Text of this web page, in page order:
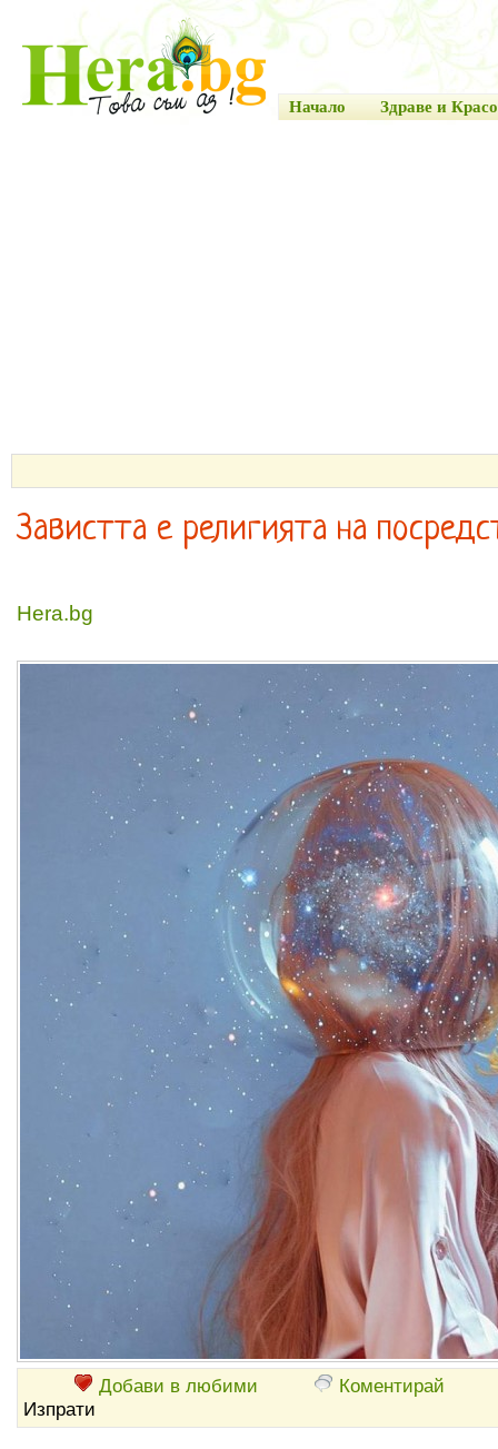
Начало Здраве и
Завистта е религията на
Hera.bg
Добави в любими
Коментирай
Изпрати